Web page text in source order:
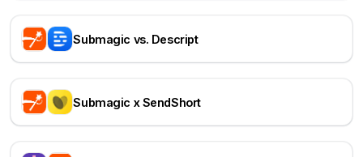
Submagic vs. Descript
Submagic x SendShort